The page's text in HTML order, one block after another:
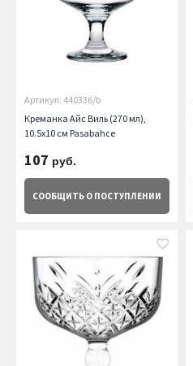
Артикул: 440336/b
Креманка Айс Виль (270 мл),
10.5х10 см Pasabahce
107 руб.
СООБЩИТЬ О ПОСТУПЛЕНИИ